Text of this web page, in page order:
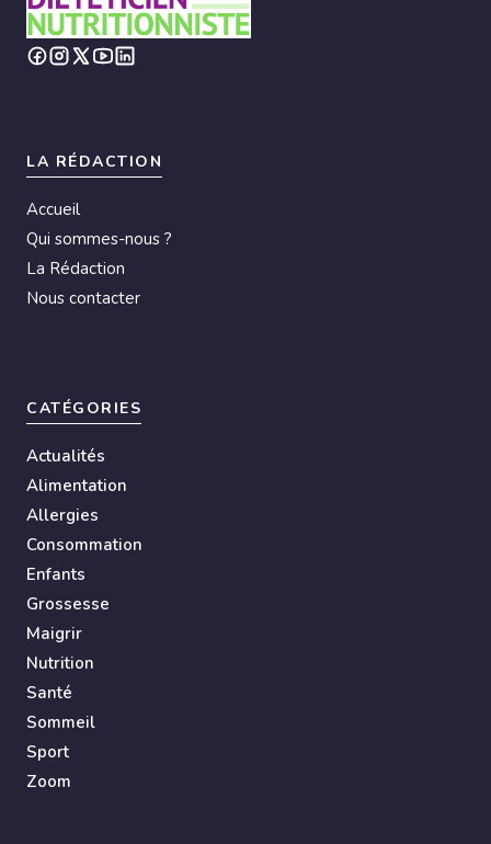
LA RÉDACTION
Accueil
Qui sommes-nous ?
La Rédaction
Nous contacter
CATÉGORIES
Actualités
Alimentation
Allergies
Consommation
Enfants
Grossesse
Maigrir
Nutrition
Santé
Sommeil
Sport
Zoom